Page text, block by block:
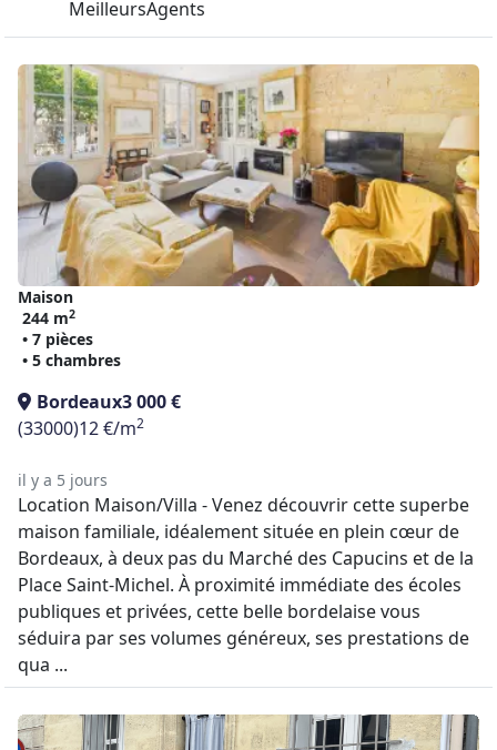
MeilleursAgents
Maison
244 m2
• 7 pièces
• 5 chambres
Bordeaux3 000 €
(33000)12 €/m2
il y a 5 jours
Location Maison/Villa - Venez découvrir cette superbe
maison familiale, idéalement située en plein cœur de
Bordeaux, à deux pas du Marché des Capucins et de la
Place Saint-Michel. À proximité immédiate des écoles
publiques et privées, cette belle bordelaise vous
séduira par ses volumes généreux, ses prestations de
qua ...